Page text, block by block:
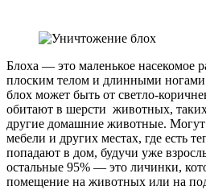
Блоха — это маленькое насекомое
плоским телом и длинными
блох может быть от светло-
обитают в шерсти животных,
другие домашние животные. Могут
мебели и других местах, где есть
попадают в дом, будучи уже
остальные 95% — это личинки,
помещение на животных или на